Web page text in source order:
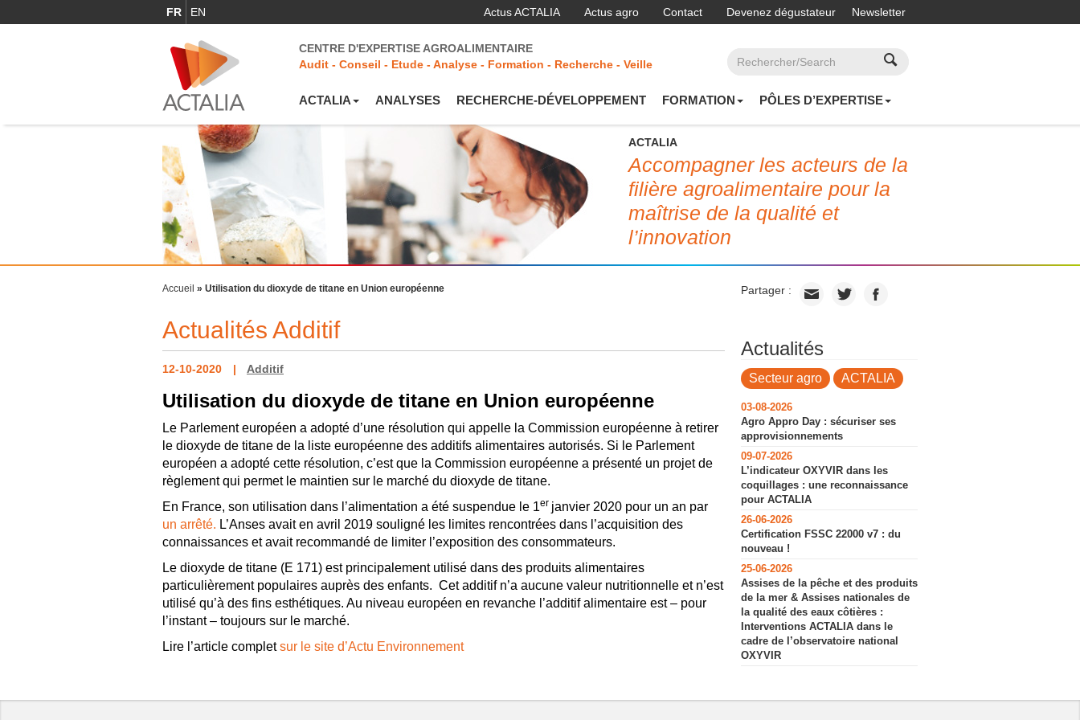
FR EN Newsletter
Actus ACTALIA Actus agro Contact Devenez dégustateur
CENTRE D'EXPERTISE AGROALIMENTAIRE
Audit - Conseil - Etude - Analyse - Formation - Recherche - Veille
ACTALIA ANALYSES RECHERCHE-DÉVELOPPEMENT FORMATION PÔLES D’EXPERTISE
ACTALIA
Accompagner les acteurs de la
filière agroalimentaire pour la
maîtrise de la qualité et
l’innovation
Accueil » Utilisation du dioxyde de titane en Union européenne Partager :
Actualités Additif
12-10-2020 Additif
Utilisation du dioxyde de titane en Union européenne
Le Parlement européen a adopté d’une résolution qui appelle la Commission européenne à retirer
le dioxyde de titane de la liste européenne des additifs alimentaires autorisés. Si le Parlement
européen a adopté cette résolution, c’est que la Commission européenne a présenté un projet de
règlement qui permet le maintien sur le marché du dioxyde de titane.
En France, son utilisation dans l’alimentation a été suspendue le 1er janvier 2020 pour un an par
un arrêté. L’Anses avait en avril 2019 souligné les limites rencontrées dans l’acquisition des
connaissances et avait recommandé de limiter l’exposition des consommateurs.
Le dioxyde de titane (E 171) est principalement utilisé dans des produits alimentaires
particulièrement populaires auprès des enfants. Cet additif n’a aucune valeur nutritionnelle et n’est
utilisé qu’à des fins esthétiques. Au niveau européen en revanche l’additif alimentaire est – pour
l’instant – toujours sur le marché.
Lire l’article completsur le site d’Actu Environnement
Actualités
Secteur agro ACTALIA
03-08-2026
Agro Appro Day : sécuriser ses
approvisionnements
09-07-2026
L’indicateur OXYVIR dans les
coquillages : une reconnaissance
pour ACTALIA
26-06-2026
Certification FSSC 22000 v7 : du
nouveau !
25-06-2026
Assises de la pêche et des produits
de la mer & Assises nationales de
la qualité des eaux côtières :
Interventions ACTALIA dans le
cadre de l’observatoire national
OXYVIR